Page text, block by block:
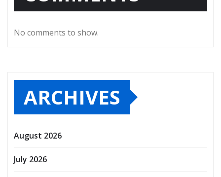
No comments to show.
ARCHIVES
August 2026
July 2026